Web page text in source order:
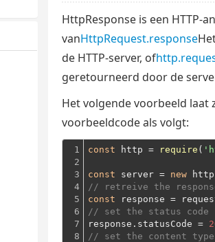
HttpResponse is een
vanHttpRequest.response
de HTTP-server, of
geretourneerd door de
Het volgende voorbeeld laat
voorbeeldcode als volgt:
1
2
3
4
5
6
7
8
const http = require (
const server = new
// retreive the
const
// set the status code
response.statusCode =
// set the content